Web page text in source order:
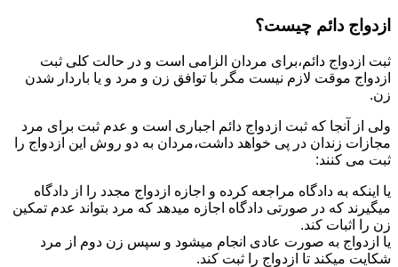
ازدواج دائم چیست؟
ثبت ازدواج دائم،برای مردان الزامی است و در حالت کلی ثبت
ازدواج موقت لازم نیست مگر با توافق زن و مرد و یا باردار شدن
زن.
ولی از آنجا که ثبت ازدواج دائم اجباری است و عدم ثبت برای مرد
مجازات زندان در پی خواهد داشت،مردان به دو روش این ازدواج را
ثبت می کنند:
یا اینکه به دادگاه مراجعه کرده و اجازه ازدواج مجدد را از دادگاه
میگیرند که در صورتی دادگاه اجازه میدهد که مرد بتواند عدم تمکین
زن را اثبات کند.
یا ازدواج به صورت عادی انجام میشود و سپس زن دوم از مرد
شکایت میکند تا ازدواج را ثبت کند.